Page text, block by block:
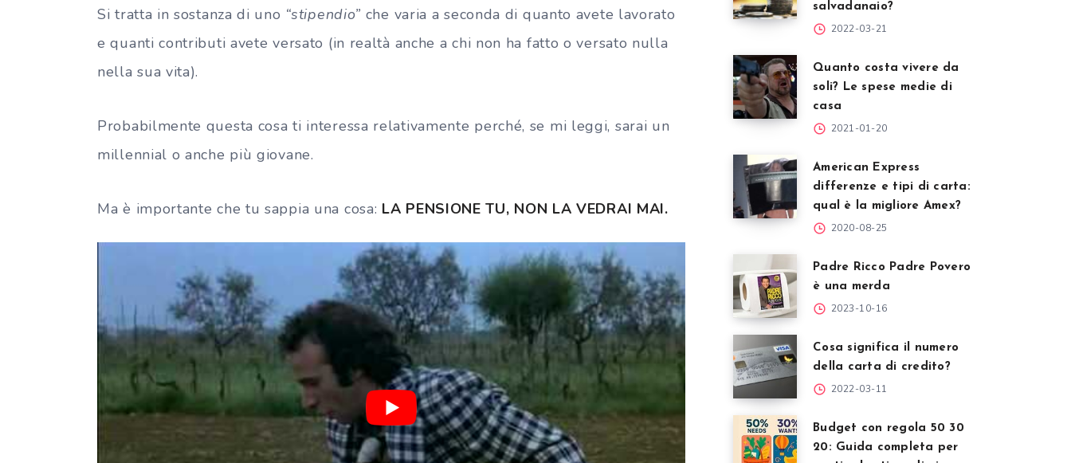
Si tratta in sostanza di uno “stipendio” che varia a seconda di quanto avete lavorato
e quanti contributi avete versato (in realtà anche a chi non ha fatto o versato nulla
nella sua vita).
Probabilmente questa cosa ti interessa relativamente perché, se mi leggi, sarai un
millennial o anche più giovane.
Ma è importante che tu sappia una cosa: LA PENSIONE TU, NON LA VEDRAI MAI.
salvadanaio?
2022-03-21
Quanto costa vivere da
soli? Le spese medie di
casa
2021-01-20
American Express
differenze e tipi di carta:
qual è la migliore Amex?
2020-08-25
Padre Ricco Padre Povero
è una merda
2023-10-16
Cosa significa il numero
della carta di credito?
2022-03-11
Budget con regola 50 30
20: Guida completa per